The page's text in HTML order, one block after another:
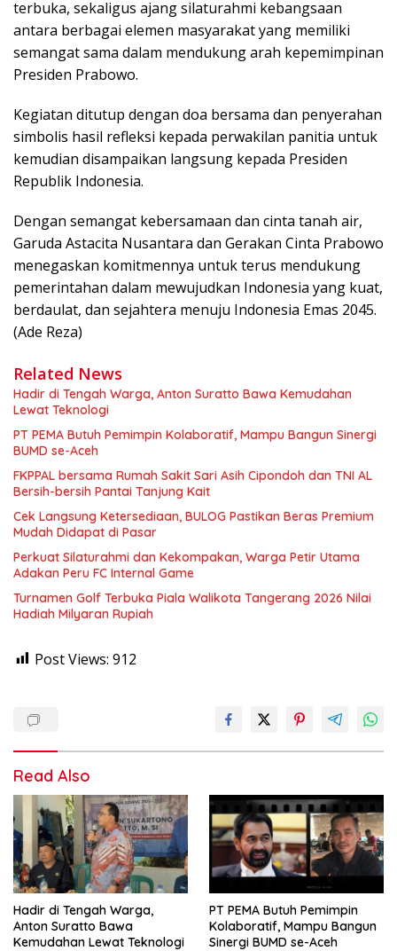
terbuka, sekaligus ajang silaturahmi kebangsaan
antara berbagai elemen masyarakat yang memiliki
semangat sama dalam mendukung arah kepemimpinan
Presiden Prabowo.
Kegiatan ditutup dengan doa bersama dan penyerahan
simbolis hasil refleksi kepada perwakilan panitia untuk
kemudian disampaikan langsung kepada Presiden
Republik Indonesia.
Dengan semangat kebersamaan dan cinta tanah air,
Garuda Astacita Nusantara dan Gerakan Cinta Prabowo
menegaskan komitmennya untuk terus mendukung
pemerintahan dalam mewujudkan Indonesia yang kuat,
berdaulat, dan sejahtera menuju Indonesia Emas 2045.
(Ade Reza)
Related News
Hadir di Tengah Warga, Anton Suratto Bawa Kemudahan
Lewat Teknologi
PT PEMA Butuh Pemimpin Kolaboratif, Mampu Bangun Sinergi
BUMD se-Aceh
FKPPAL bersama Rumah Sakit Sari Asih Cipondoh dan TNI AL
Bersih-bersih Pantai Tanjung Kait
Cek Langsung Ketersediaan, BULOG Pastikan Beras Premium
Mudah Didapat di Pasar
Perkuat Silaturahmi dan Kekompakan, Warga Petir Utama
Adakan Peru FC Internal Game
Turnamen Golf Terbuka Piala Walikota Tangerang 2026 Nilai
Hadiah Milyaran Rupiah
Post Views: 912
Read Also
Hadir di Tengah Warga,
Anton Suratto Bawa
Kemudahan Lewat Teknologi
PT PEMA Butuh Pemimpin
Kolaboratif, Mampu Bangun
Sinergi BUMD se-Aceh